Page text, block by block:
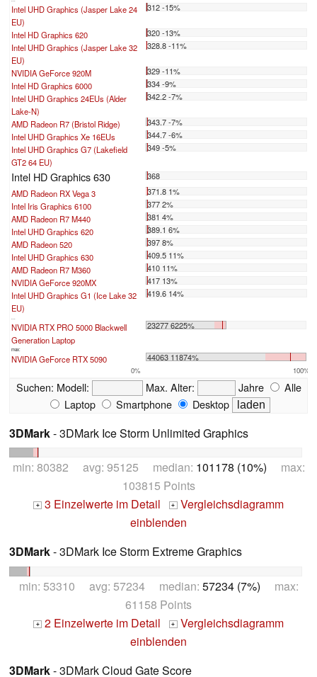
Intel UHD Graphics (Jasper Lake 24
EU)
312 -15%
Intel HD Graphics 620
320 -13%
Intel UHD Graphics (Jasper Lake 32
EU)
328.8 -11%
NVIDIA GeForce 920M
329 -11%
Intel HD Graphics 6000
334 -9%
Intel UHD Graphics 24EUs (Alder
Lake-N)
342.2 -7%
AMD Radeon R7 (Bristol Ridge)
343.7 -7%
Intel UHD Graphics Xe 16EUs
344.7 -6%
Intel UHD Graphics G7 (Lakefield
GT2 64 EU)
349 -5%
Intel HD Graphics 630
368
AMD Radeon RX Vega 3
371.8 1%
Intel Iris Graphics 6100
377 2%
AMD Radeon R7 M440
381 4%
Intel UHD Graphics 620
389.1 6%
AMD Radeon 520
397 8%
Intel UHD Graphics 630
409.5 11%
AMD Radeon R7 M360
410 11%
NVIDIA GeForce 920MX
417 13%
Intel UHD Graphics G1 (Ice Lake 32
EU)
419.6 14%
NVIDIA RTX PRO 5000 Blackwell
Generation Laptop
23277 6225%
max:
NVIDIA GeForce RTX 5090 44063 11874%
0% 100%
Suchen: Modell: Max. Alter: Jahre
Alle
Laptop
Smartphone Desktop
3DMark- 3DMark Ice Storm Unlimited Graphics
min: 80382 avg: 95125 median: 101178 (10%) max:
103815 Points
+ 3 Einzelwerte im Detail + Vergleichsdiagramm
einblenden
3DMark- 3DMark Ice Storm Extreme Graphics
min: 53310 avg: 57234 median: 57234 (7%) max:
61158 Points
+ 2 Einzelwerte im Detail + Vergleichsdiagramm
einblenden
3DMark- 3DMark Cloud Gate Score